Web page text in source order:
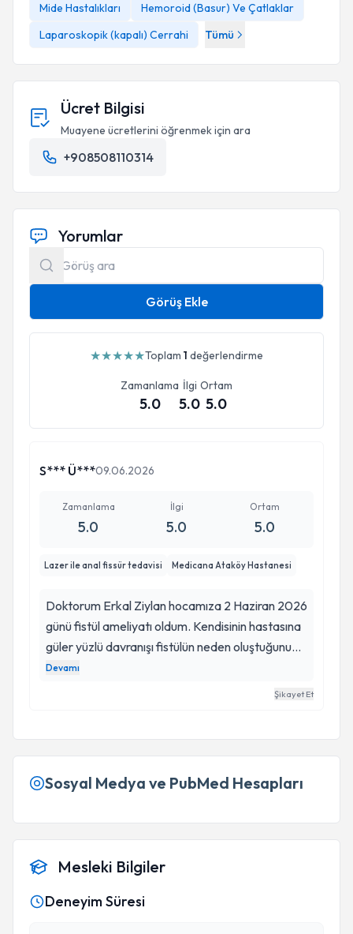
Mide Hastalıkları
Hemoroid (Basur) Ve Çatlaklar
Laparoskopik (kapalı) Cerrahi
Tümü
Ücret Bilgisi
Muayene ücretlerini öğrenmek için ara
+908508110314
Yorumlar
Görüş Ekle
★★★★★Toplam 1 değerlendirme
Zamanlama
5.0
İlgi
5.0
Ortam
5.0
S*** Ü***09.06.2026
Zamanlama
5.0
İlgi
5.0
Ortam
5.0
Lazer ile anal fissür tedavisi Medicana Ataköy Hastanesi
Doktorum Erkal Ziylan hocamıza 2 Haziran 2026
günü fistül ameliyatı oldum. Kendisinin hastasına
güler yüzlü davranışı fistülün neden oluştuğunu
ameliyat olması gerekiyorsa hastasının
anlayacağı şekilde en ince ayrıntısına kadar
Kendisine çok teşekkür ediyorum iyi ki böyle
Devamı
Şikayet Et
Sosyal Medya ve PubMed Hesapları
Mesleki Bilgiler
Deneyim Süresi